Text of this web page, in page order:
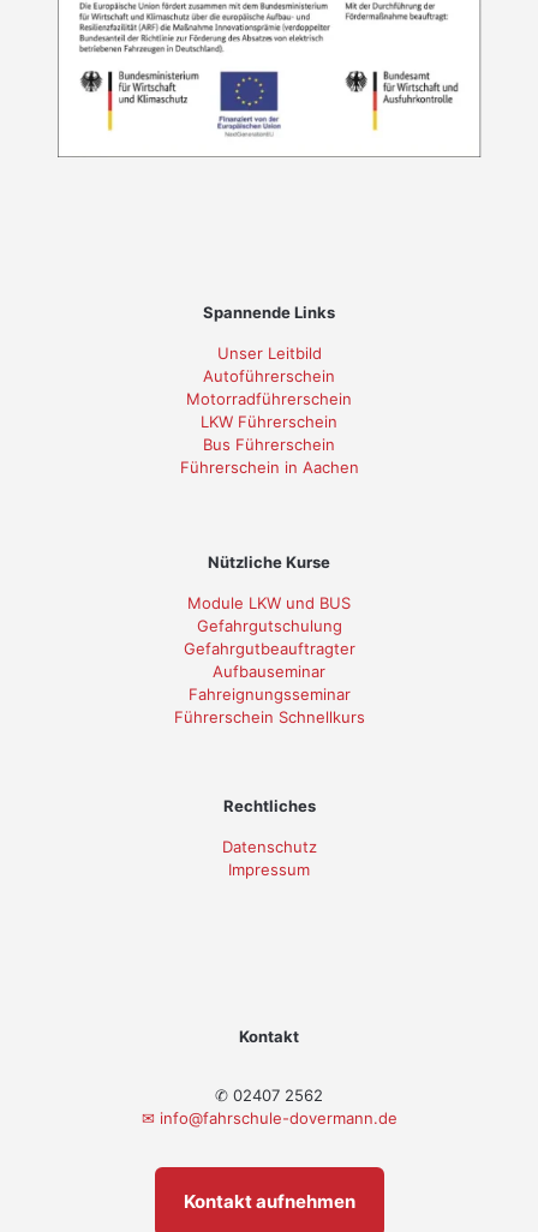
Spannende Links
Unser Leitbild
Autoführerschein
Motorradführerschein
LKW Führerschein
Bus Führerschein
Führerschein in Aachen
Nützliche Kurse
Module LKW und BUS
Gefahrgutschulung
Gefahrgutbeauftragter
Aufbauseminar
Fahreignungsseminar
Führerschein Schnellkurs
Rechtliches
Datenschutz
Impressum
Kontakt
✆ 02407 2562
✉ info@fahrschule-dovermann.de
Kontakt aufnehmen